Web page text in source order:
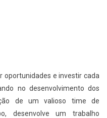
oportunidades e investir cada
no desenvolvimento dos
de um valioso time de
desenvolve um trabalho